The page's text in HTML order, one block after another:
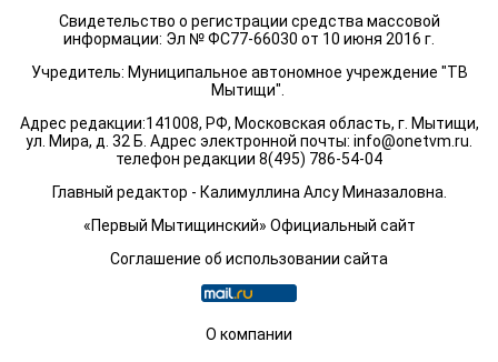
Свидетельство о регистрации средства массовой
информации: Эл № ФС77-66030 от 10 июня 2016 г.
Учредитель: Муниципальное автономное учреждение "ТВ
Мытищи".
Адрес редакции:141008, РФ, Московская область, г. Мытищи,
ул. Мира, д. 32 Б. Адрес электронной почты: info@onetvm.ru
телефон редакции 8(495) 786-54-04
Главный редактор - Калимуллина Алсу Миназаловна.
«Первый Мытищинский» Официальный сайт
Соглашение об использовании сайта
О компании